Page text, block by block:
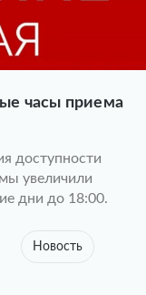
часы приема
доступности
увеличили
дни до 18:00.
Новость